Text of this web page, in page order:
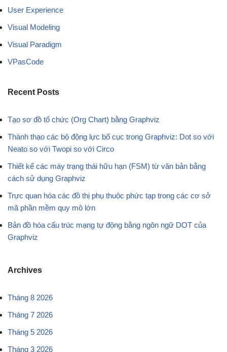
User Experience
Visual Modeling
Visual Paradigm
VPasCode
Recent Posts
Tạo sơ đồ tổ chức (Org Chart) bằng Graphviz
Thành thạo các bộ động lực bố cục trong Graphviz: Dot so với
Neato so với Twopi so với Circo
Thiết kế các máy trạng thái hữu hạn (FSM) từ văn bản bằng
cách sử dụng Graphviz
Trực quan hóa các đồ thị phụ thuộc phức tạp trong các cơ sở
mã phần mềm quy mô lớn
Bản đồ hóa cấu trúc mạng tự động bằng ngôn ngữ DOT của
Graphviz
Archives
Tháng 8 2026
Tháng 7 2026
Tháng 5 2026
Tháng 3 2026